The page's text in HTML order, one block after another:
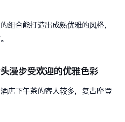
合能打造出成熟优雅的风格，
漫步受欢迎的优雅色彩
店下午茶的客人较多，复古摩登